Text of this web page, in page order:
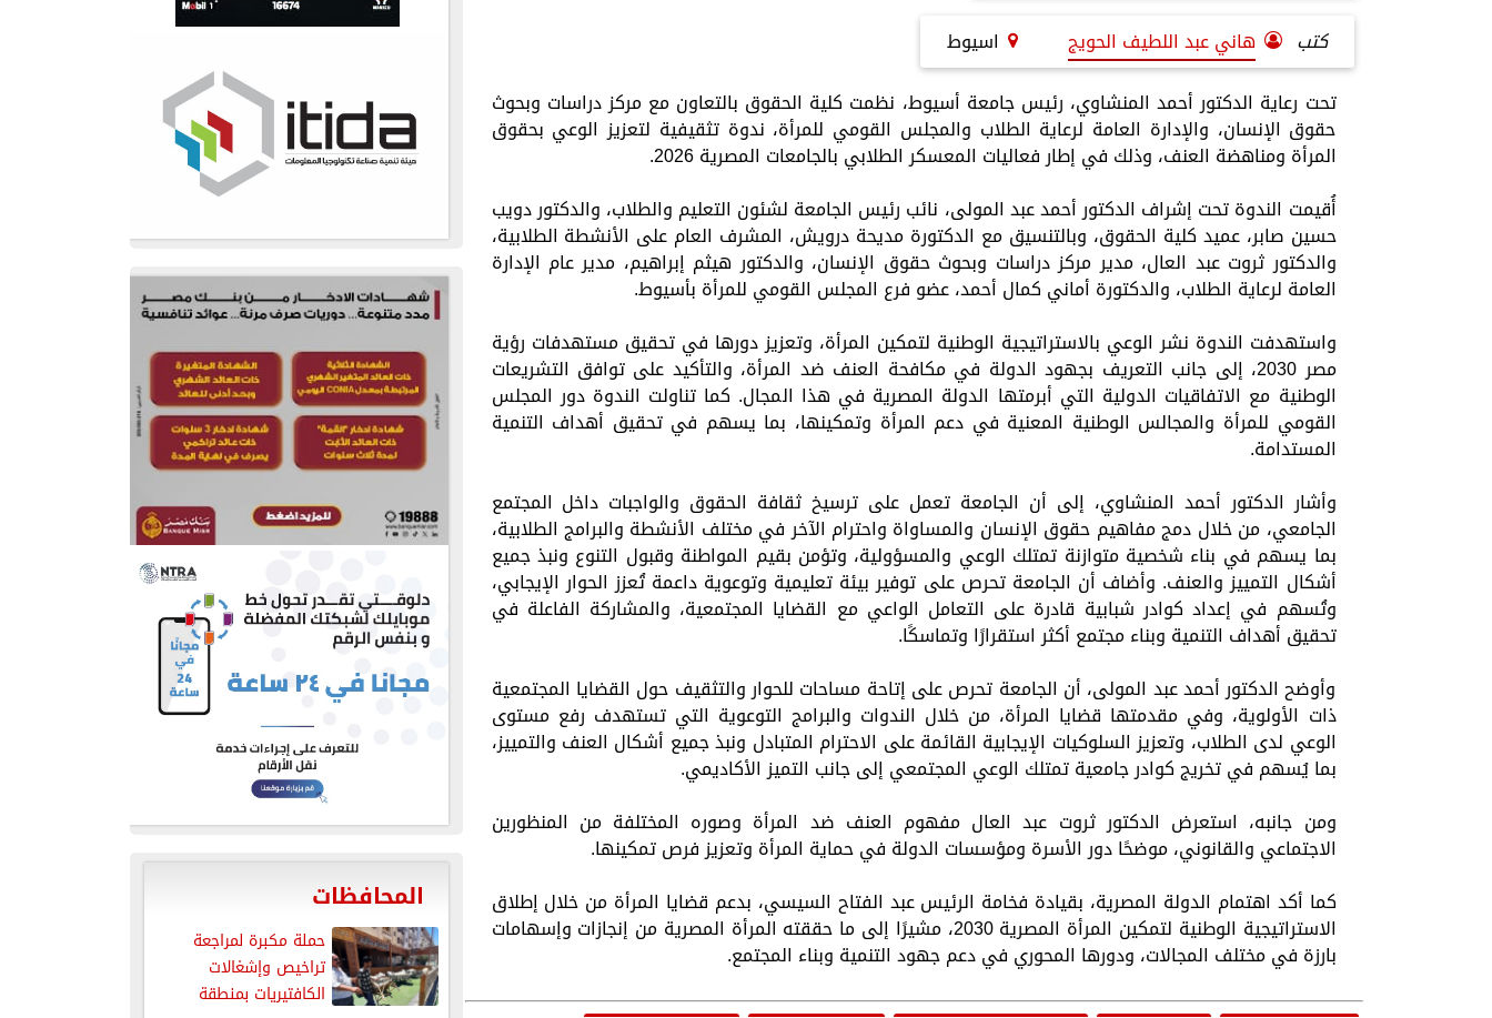
كتب هاني عبد اللطيف الحويج
اسيوط
تحت رعاية الدكتور أحمد المنشاوي، رئيس جامعة أسيوط، نظمت كلية الحقوق بالتعاون مع مركز دراسات وبحوث
حقوق الإنسان، والإدارة العامة لرعاية الطلاب والمجلس القومي للمرأة، ندوة تثقيفية لتعزيز الوعي بحقوق
المرأة ومناهضة العنف، وذلك في إطار فعاليات المعسكر الطلابي بالجامعات المصرية 2026.
أُقيمت الندوة تحت إشراف الدكتور أحمد عبد المولى، نائب رئيس الجامعة لشئون التعليم والطلاب، والدكتور دويب
حسين صابر، عميد كلية الحقوق، وبالتنسيق مع الدكتورة مديحة درويش، المشرف العام على الأنشطة الطلابية،
والدكتور ثروت عبد العال، مدير مركز دراسات وبحوث حقوق الإنسان، والدكتور هيثم إبراهيم، مدير عام الإدارة
العامة لرعاية الطلاب، والدكتورة أماني كمال أحمد، عضو فرع المجلس القومي للمرأة بأسيوط.
واستهدفت الندوة نشر الوعي بالاستراتيجية الوطنية لتمكين المرأة، وتعزيز دورها في تحقيق مستهدفات رؤية
مصر 2030، إلى جانب التعريف بجهود الدولة في مكافحة العنف ضد المرأة، والتأكيد على توافق التشريعات
الوطنية مع الاتفاقيات الدولية التي أبرمتها الدولة المصرية في هذا المجال. كما تناولت الندوة دور المجلس
القومي للمرأة والمجالس الوطنية المعنية في دعم المرأة وتمكينها، بما يسهم في تحقيق أهداف التنمية
المستدامة.
وأشار الدكتور أحمد المنشاوي، إلى أن الجامعة تعمل على ترسيخ ثقافة الحقوق والواجبات داخل المجتمع
الجامعي، من خلال دمج مفاهيم حقوق الإنسان والمساواة واحترام الآخر في مختلف الأنشطة والبرامج الطلابية،
بما يسهم في بناء شخصية متوازنة تمتلك الوعي والمسؤولية، وتؤمن بقيم المواطنة وقبول التنوع ونبذ جميع
أشكال التمييز والعنف. وأضاف أن الجامعة تحرص على توفير بيئة تعليمية وتوعوية داعمة تُعزز الحوار الإيجابي،
وتُسهم في إعداد كوادر شبابية قادرة على التعامل الواعي مع القضايا المجتمعية، والمشاركة الفاعلة في
تحقيق أهداف التنمية وبناء مجتمع أكثر استقرارًا وتماسكًا.
وأوضح الدكتور أحمد عبد المولى، أن الجامعة تحرص على إتاحة مساحات للحوار والتثقيف حول القضايا المجتمعية
ذات الأولوية، وفي مقدمتها قضايا المرأة، من خلال الندوات والبرامج التوعوية التي تستهدف رفع مستوى
الوعي لدى الطلاب، وتعزيز السلوكيات الإيجابية القائمة على الاحترام المتبادل ونبذ جميع أشكال العنف والتمييز،
بما يُسهم في تخريج كوادر جامعية تمتلك الوعي المجتمعي إلى جانب التميز الأكاديمي.
ومن جانبه، استعرض الدكتور ثروت عبد العال مفهوم العنف ضد المرأة وصوره المختلفة من المنظورين
الاجتماعي والقانوني، موضحًا دور الأسرة ومؤسسات الدولة في حماية المرأة وتعزيز فرص تمكينها.
كما أكد اهتمام الدولة المصرية، بقيادة فخامة الرئيس عبد الفتاح السيسي، بدعم قضايا المرأة من خلال إطلاق
الاستراتيجية الوطنية لتمكين المرأة المصرية 2030، مشيرًا إلى ما حققته المرأة المصرية من إنجازات وإسهامات
بارزة في مختلف المجالات، ودورها المحوري في دعم جهود التنمية وبناء المجتمع.
المحافظات
حملة مكبرة لمراجعة
تراخيص وإشغالات
الكافتيريات بمنطقة